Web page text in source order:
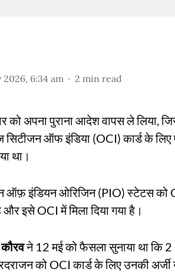
2026, 6:34 am 2 min read
को अपना पुराना आदेश वापस ले लिया,
ऑफ इंडिया (OCI) कार्ड के
था।
ऑफ़ इंडियन ओरिजिन (PIO) स्टेटस को
इसे OCI में मिला दिया गया है।
ने 12 मई को फैसला सुनाया था कि
को OCI कार्ड के लिए उनकी अर्जी